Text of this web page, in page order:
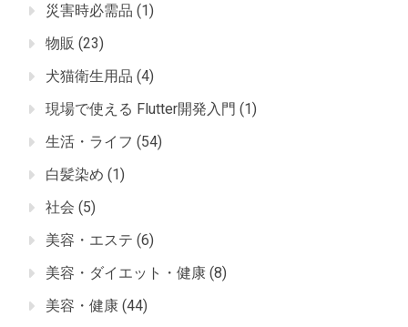
災害時必需品 (1)
物販 (23)
犬猫衛生用品 (4)
現場で使える Flutter開発入門 (1)
生活・ライフ (54)
白髪染め (1)
社会 (5)
美容・エステ (6)
美容・ダイエット・健康 (8)
美容・健康 (44)